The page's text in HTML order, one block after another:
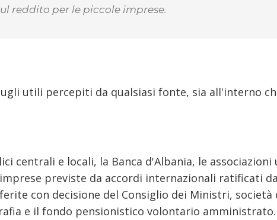
reddito per le piccole imprese.
utili percepiti da qualsiasi fonte, sia all'interno
centrali e locali, la Banca d'Albania, le
previste da accordi internazionali ratificati
con decisione del Consiglio dei Ministri,
e il fondo pensionistico volontario amministrato.